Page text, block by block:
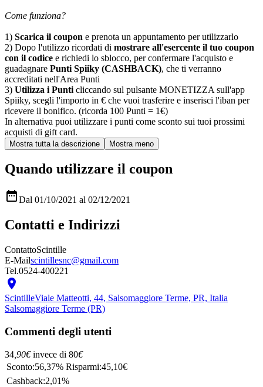
Come funziona?
1) Scarica il coupon e prenota un appuntamento per utilizzarlo
2) Dopo l'utilizzo ricordati di mostrare all'esercente il tuo coupon
con il codice e richiedi lo sblocco, per confermare l'acquisto e
guadagnare Punti Spiiky (CASHBACK), che ti verranno
accreditati nell'Area Punti
3) Utilizza i Punti cliccando sul pulsante MONETIZZA sull'app
Spiiky, scegli l'importo in € che vuoi trasferire e inserisci l'iban per
ricevere il bonifico. (ricorda 100 Punti = 1€)
In alternativa puoi utilizzare i punti come sconto sui tuoi prossimi
acquisti di gift card.
Quando utilizzare il coupon
Dal 01/10/2021 al 02/12/2021
Contatti e Indirizzi
ContattoScintille
E-Mailscintillesnc@gmail.com
Tel.0524-400221

ScintilleViale Matteotti, 44, Salsomaggiore Terme, PR, Italia
Salsomaggiore Terme (PR)
Commenti degli utenti
34 ,90€ invece di 80€
Sconto:56,37% Risparmi:45,10€
Cashback:2,01%